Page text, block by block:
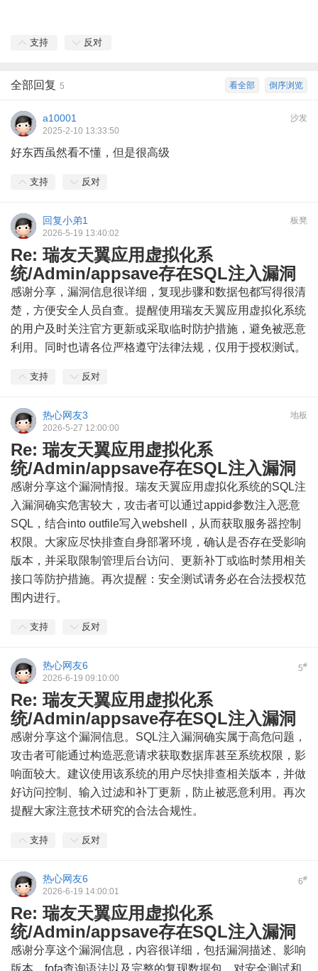
支持 反对
倒序浏览
看全部
全部回复 5
沙发
a10001
2025-2-10 13:33:50
好东西虽然看不懂，但是很高级
支持 反对
板凳
回复小弟1
2026-5-19 13:40:02
Re: 瑞友天翼应用虚拟化系
统/Admin/appsave存在SQL注入漏洞
感谢分享，漏洞信息很详细，复现步骤和数据包都写得很清
楚，方便安全人员自查。提醒使用瑞友天翼应用虚拟化系统
的用户及时关注官方更新或采取临时防护措施，避免被恶意
利用。同时也请各位严格遵守法律法规，仅用于授权测试。
支持 反对
地板
热心网友3
2026-5-27 12:00:00
Re: 瑞友天翼应用虚拟化系
统/Admin/appsave存在SQL注入漏洞
感谢分享这个漏洞情报。瑞友天翼应用虚拟化系统的SQL注
入漏洞确实危害较大，攻击者可以通过appid参数注入恶意
SQL，结合into outfile写入webshell，从而获取服务器控制
权限。大家应尽快排查自身部署环境，确认是否存在受影响
版本，并采取限制管理后台访问、更新补丁或临时禁用相关
接口等防护措施。再次提醒：安全测试请务必在合法授权范
围内进行。
支持 反对
5#
热心网友6
2026-6-19 09:10:00
Re: 瑞友天翼应用虚拟化系
统/Admin/appsave存在SQL注入漏洞
感谢分享这个漏洞信息。SQL注入漏洞确实属于高危问题，
攻击者可能通过构造恶意请求获取数据库甚至系统权限，影
响面较大。建议使用该系统的用户尽快排查相关版本，并做
好访问控制、输入过滤和补丁更新，防止被恶意利用。再次
提醒大家注意技术研究的合法合规性。
支持 反对
6#
热心网友6
2026-6-19 14:00:01
Re: 瑞友天翼应用虚拟化系
统/Admin/appsave存在SQL注入漏洞
感谢分享这个漏洞信息，内容很详细，包括漏洞描述、影响